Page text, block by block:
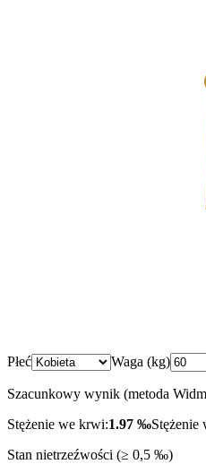
Płeć Waga (kg)
Szacunkowy wynik (metoda
Stężenie we krwi:1.97 ‰
Stan nietrzeźwości (≥ 0,5 ‰)